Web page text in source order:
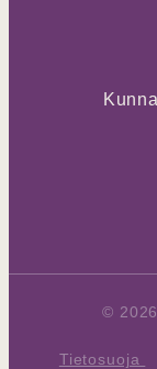
©
Tietosuoja